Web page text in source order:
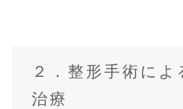
２．整形手術に
治療